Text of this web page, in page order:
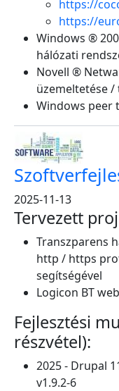
https://
https://
Windows ®
hálózati
Novell ®
üzemeltetése /
Windows peer
2025-11-13
Tervezett
Transzparens
http / https
segítségével
Logicon BT
Fejlesztési
részvétel):
2025 - Drupal
v1.9.2-6